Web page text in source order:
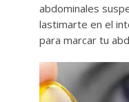
abdominales
lastimarte en el
para marcar tu